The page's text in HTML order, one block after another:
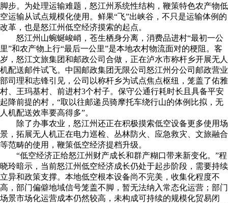
脚步。为处理运输难题，怒江州系统性结构，鞭策特色农产物低
空运输从试点规模化使用。鲜果“飞”出峡谷，不只是运输体例的
改革，也是怒江州低空经济摸索的起点。
怒江州山蜿蜒峻峭，苍生栖身分离，消费品进村“最初一公
里”和农产物上行“最后一公里”是本地农村物流面对的梗阻。客
岁，怒江文旅集团和邮政公司合做，正在泸水市称杆乡开展无人
机配送邮件试飞。中国邮政集团无限公司怒江州分公司邮政营业
部司理和志锋引见，公司以称杆乡为试点焦点枢纽，笼盖了佑雅
村、王玛基村、前进村3个村子。保守公通行耗时长且具备平安
起降前提的村，“取以往邮递员骑摩托车绕行山的体例比拟，无
人机配送效率要高得多”。
除了办事农业，怒江州还正在积极摸索低空设备更多使用场
景，拓展无人机正在电力巡检、丛林防火、应急救灾、文旅融合
等范畴的使用，鞭策低空经济提档升级。
“低空经济正给怒江州财产成长和群产糊口带来新变化。”程
晓玲暗示，当前怒江州低空经济成长仍处于起步阶段，需要持续
立异和政策支撑。本地低空根本设备尚不完美，收集化程度不
高，部门偏僻地域信号笼盖不脚，暂无法纳入常态化运营；部门
场景市场化运营成本仍然较高，未构成可持续的规模化贸易闭